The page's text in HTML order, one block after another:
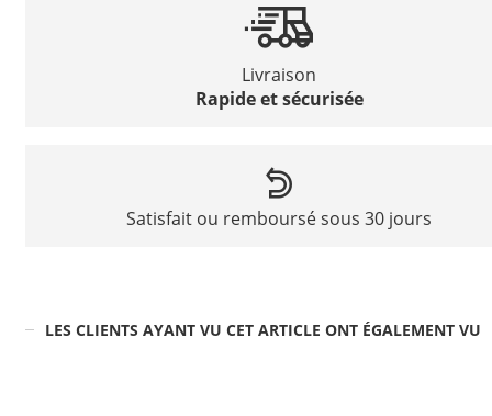
Livraison
Rapide et sécurisée
Satisfait ou remboursé sous 30 jours
LES CLIENTS AYANT VU CET ARTICLE ONT ÉGALEMENT VU